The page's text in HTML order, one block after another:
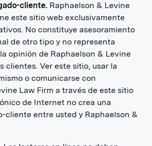
cliente. Raphaelson & Levine
este sitio web exclusivamente
No constituye asesoramiento
de otro tipo y no representa
opinión de Raphaelson & Levine
clientes. Ver este sitio, usar la
o comunicarse con
Law Firm a través de este sitio
de Internet no crea una
cliente entre usted y Raphaelson &